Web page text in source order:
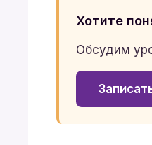
Хотите
Обсудим